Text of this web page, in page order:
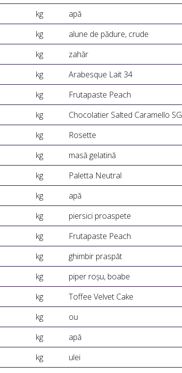
kg
apă
kg
alune de pădure, crude
kg
zahăr
kg
Arabesque Lait 34
kg
Frutapaste Peach
kg
Chocolatier Salted Caramello SG
kg
Rosette
kg
masă gelatină
kg
Paletta Neutral
kg
apă
kg
piersici proaspete
kg
Frutapaste Peach
kg
ghimbir praspăt
kg
piper roșu, boabe
kg
Toffee Velvet Cake
kg
ou
kg
apă
kg
ulei